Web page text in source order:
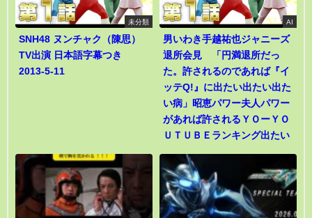
未分類
SNH48 ヌンチャク（陳思）
TV出演 日本語字幕つき
2013-5-11
AI
男いわき手越祐也ジャニーズ
退所会見 「円満退所だっ
た。許されるのであれば『イ
ッテQ!』に出たい出たい出た
い病」昭恵パワー夫人パワー
があれば許されるＹＯーＹＯ
ＵＴＵＢＥランキング出たい